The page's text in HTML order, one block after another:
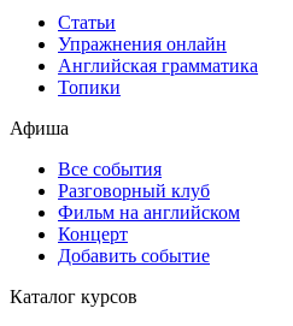
Статьи
Упражнения онлайн
Английская грамматика
Топики
Афиша
Все события
Разговорный клуб
Фильм на английском
Концерт
Добавить событие
Каталог курсов